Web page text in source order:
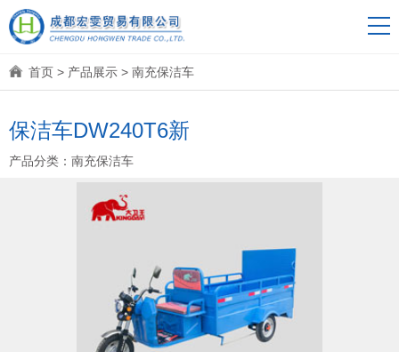
首页 > 产品展示 > 南充保洁车
保洁车DW240T6新
产品分类： 南充保洁车